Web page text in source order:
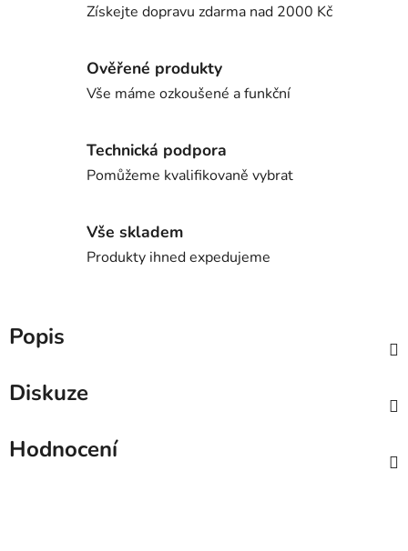
Získejte dopravu zdarma nad 2000 Kč
Ověřené produkty
Vše máme ozkoušené a funkční
Technická podpora
Pomůžeme kvalifikovaně vybrat
Vše skladem
Produkty ihned expedujeme
Popis
Diskuze
Hodnocení